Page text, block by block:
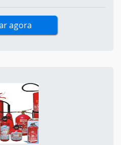
agora